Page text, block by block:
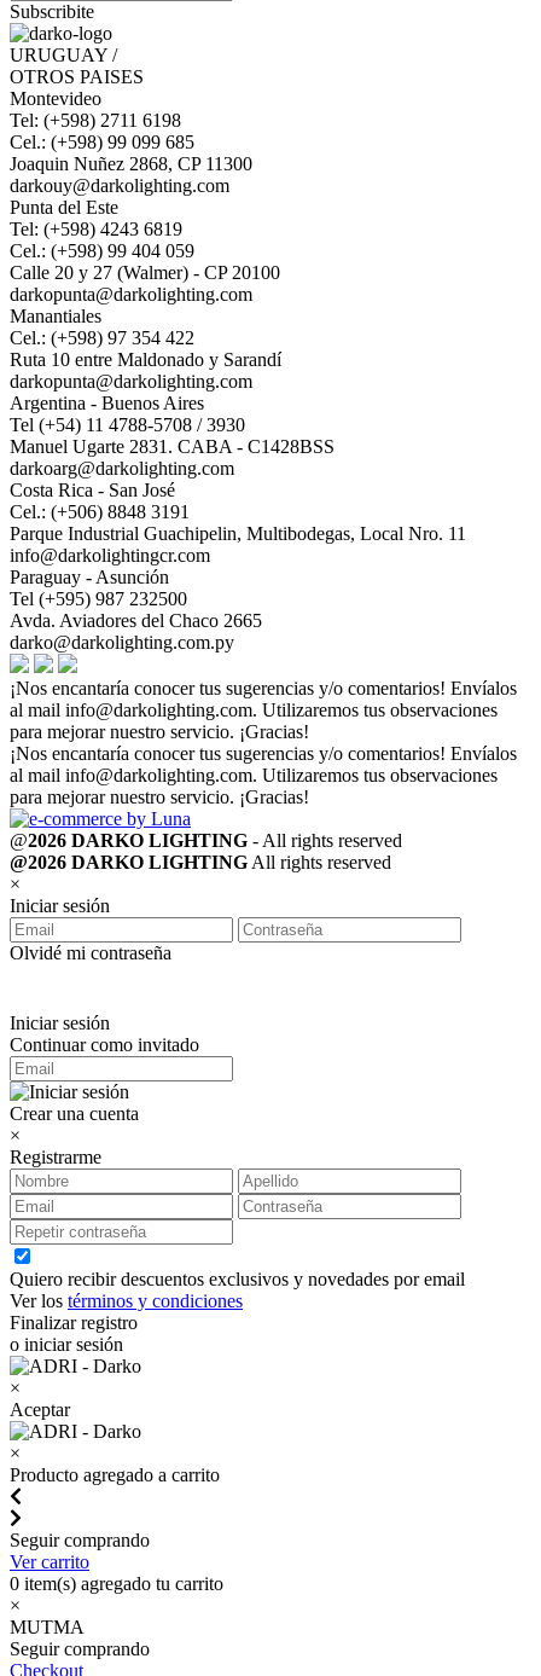
Subscribite
URUGUAY /
OTROS PAISES
Montevideo
Tel: (+598) 2711 6198
Cel.: (+598) 99 099 685
Joaquin Nuñez 2868, CP 11300
darkouy@darkolighting.com
Punta del Este
Tel: (+598) 4243 6819
Cel.: (+598) 99 404 059
Calle 20 y 27 (Walmer) - CP 20100
darkopunta@darkolighting.com
Manantiales
Cel.: (+598) 97 354 422
Ruta 10 entre Maldonado y Sarandí
darkopunta@darkolighting.com
Argentina - Buenos Aires
Tel (+54) 11 4788-5708 / 3930
Manuel Ugarte 2831. CABA - C1428BSS
darkoarg@darkolighting.com
Costa Rica - San José
Cel.: (+506) 8848 3191
Parque Industrial Guachipelin, Multibodegas, Local Nro. 11
info@darkolightingcr.com
Paraguay - Asunción
Tel (+595) 987 232500
Avda. Aviadores del Chaco 2665
darko@darkolighting.com.py
¡Nos encantaría conocer tus sugerencias y/o comentarios! Envíalos
al mail info@darkolighting.com. Utilizaremos tus observaciones
para mejorar nuestro servicio. ¡Gracias!
¡Nos encantaría conocer tus sugerencias y/o comentarios! Envíalos
al mail info@darkolighting.com. Utilizaremos tus observaciones
para mejorar nuestro servicio. ¡Gracias!
@2026 DARKO LIGHTING - All rights reserved
@2026 DARKO LIGHTINGAll rights reserved
×
Iniciar sesión
Olvidé mi contraseña
Iniciar sesión
Continuar como invitado
Crear una cuenta
×
Registrarme
Quiero recibir descuentos exclusivos y novedades por email
Ver los términos y condiciones
Finalizar registro
o iniciar sesión
×
Aceptar
×
Producto agregado a carrito
Seguir comprando
Ver carrito
0 item(s) agregado tu carrito
×
MUTMA
Seguir comprando
Checkout